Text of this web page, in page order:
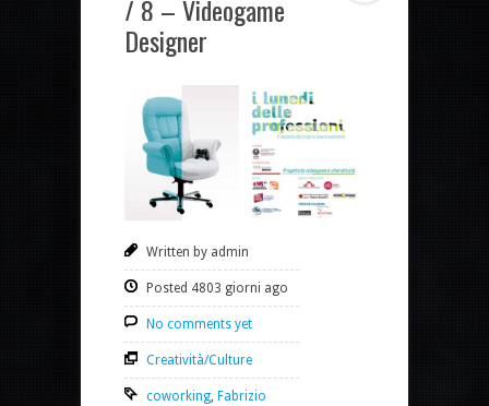
/ 8 – Videogame
Designer
Written by admin
Posted 4803 giorni ago
No comments yet
Creatività/Culture
coworking Fabrizio